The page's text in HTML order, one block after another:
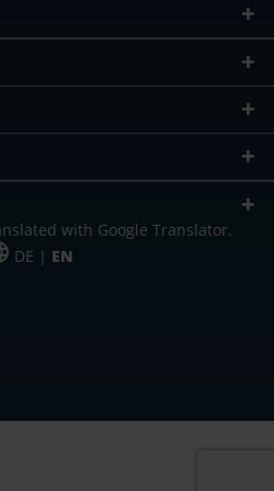
with Google Translator.
DE | EN